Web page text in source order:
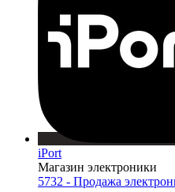
iPort
Магазин электроники
5732 - Продажа